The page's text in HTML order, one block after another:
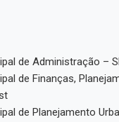
de Administração –
de Finanças,
de Planejamento